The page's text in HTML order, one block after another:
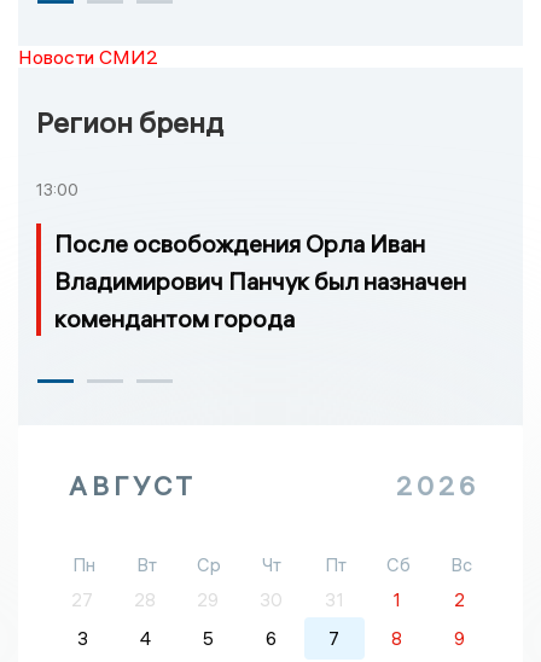
Новости СМИ2
Регион бренд
13:00
После освобождения Орла Иван
Владимирович Панчук был назначен
комендантом города
АВГУСТ 2026
Пн Вт Ср Чт Пт Сб
Вс
27
28 29 30 31 1
2
3
4 5 6 7 8
9